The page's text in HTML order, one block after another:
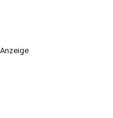
Anzeige